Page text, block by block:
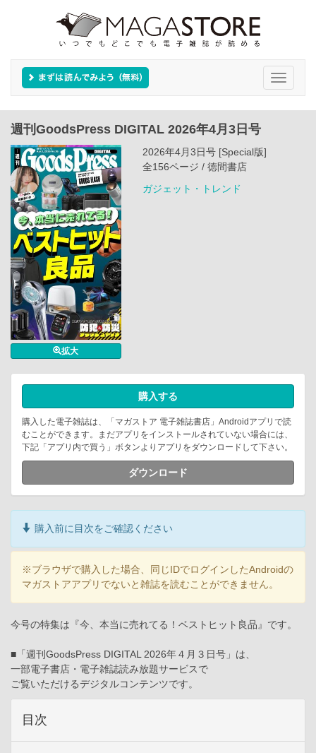
Toggle
週刊GoodsPress DIGITAL 2026年4月3日号
拡大
2026年4月3日号 [Special版]
全156ページ / 徳間書店
ガジェット・トレンド
購入する
購入した電子雑誌は、「マガストア 電子雑誌書店」Androidアプリで読
むことができます。まだアプリをインストールされていない場合には、
下記「アプリ内で買う」ボタンよりアプリをダウンロードして下さい。
ダウンロード
購入前に目次をご確認ください
※ブラウザで購入した場合、同じIDでログインしたAndroidの
マガストアアプリでないと雑誌を読むことができません。
今号の特集は『今、本当に売れてる！ベストヒット良品』です。
■「週刊GoodsPress DIGITAL 2026年４月３日号」は、
一部電子書店・電子雑誌読み放題サービスで
ご覧いただけるデジタルコンテンツです。
目次